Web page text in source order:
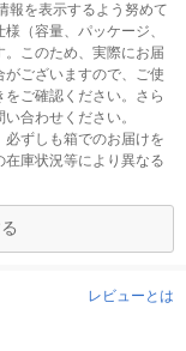
報を表示するよう努めて
（容量、パッケージ、
このため、実際にお届
ございますので、ご使
ご確認ください。さら
合わせください。
ずしも箱でのお届けを
庫状況等により異なる
レビューとは